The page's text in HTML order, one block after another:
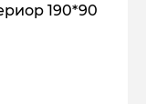
190*90